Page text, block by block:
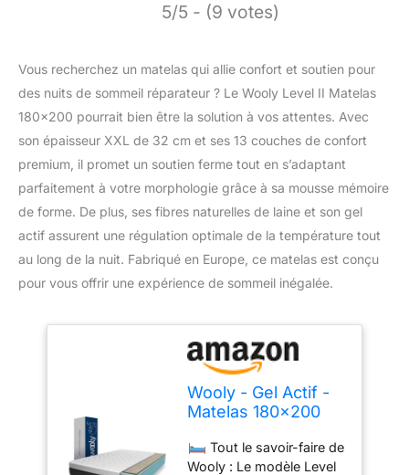
5/5 - (9 votes)
Vous recherchez un matelas qui allie confort et soutien pour
des nuits de sommeil réparateur ? Le Wooly Level II Matelas
180×200 pourrait bien être la solution à vos attentes. Avec
son épaisseur XXL de 32 cm et ses 13 couches de confort
premium, il promet un soutien ferme tout en s’adaptant
parfaitement à votre morphologie grâce à sa mousse mémoire
de forme. De plus, ses fibres naturelles de laine et son gel
actif assurent une régulation optimale de la température tout
au long de la nuit. Fabriqué en Europe, ce matelas est conçu
pour vous offrir une expérience de sommeil inégalée.
Wooly - Gel Actif -
Matelas 180x200
- Épais 32 cm
Tout le savoir-faire de
Wooly : Le modèle Level